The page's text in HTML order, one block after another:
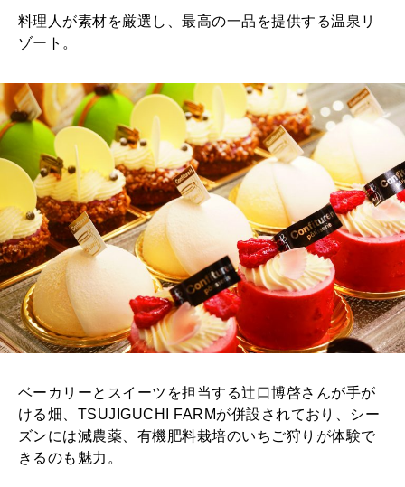
料理人が素材を厳選し、最高の一品を提供する温泉リ
ゾート。
ベーカリーとスイーツを担当する辻口博啓さんが手が
ける畑、TSUJIGUCHI FARMが併設されており、シー
ズンには減農薬、有機肥料栽培のいちご狩りが体験で
きるのも魅力。